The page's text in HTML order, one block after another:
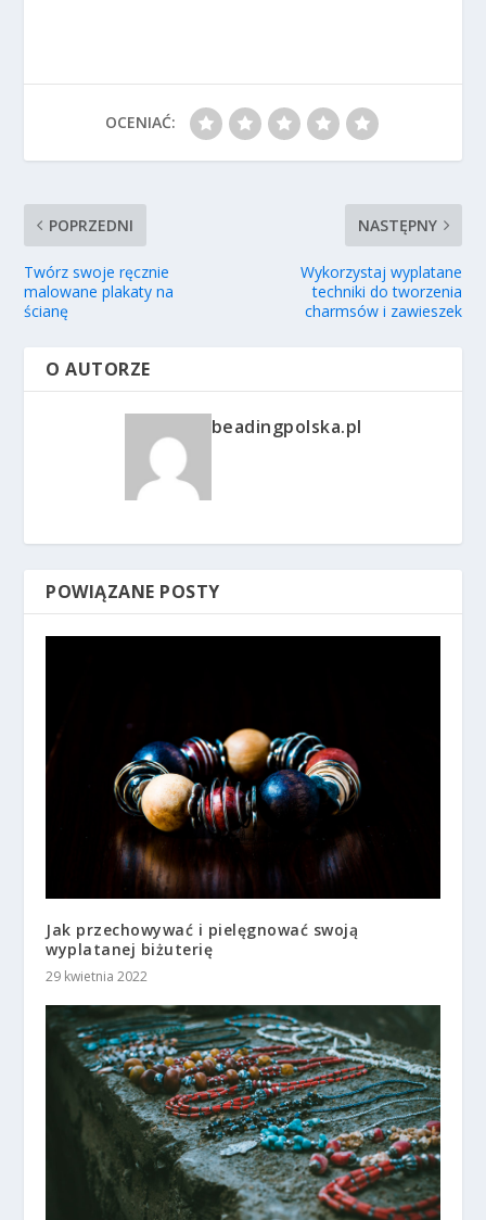
OCENIAĆ:
POPRZEDNI
Twórz swoje ręcznie
malowane plakaty na
ścianę
NASTĘPNY
Wykorzystaj wyplatane
techniki do tworzenia
charmsów i zawieszek
O AUTORZE
beadingpolska.pl
POWIĄZANE POSTY
Jak przechowywać i pielęgnować swoją
wyplatanej biżuterię
29 kwietnia 2022